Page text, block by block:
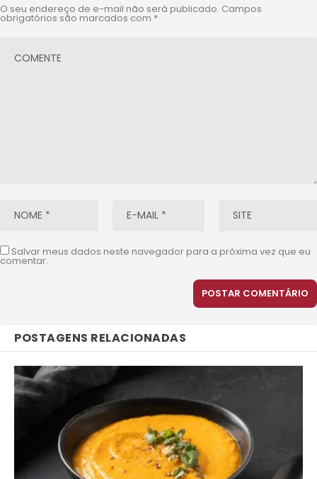
O seu endereço de e-mail não será publicado. Campos
obrigatórios são marcados com *
Salvar meus dados neste navegador para a próxima vez que eu
comentar.
POSTAGENS RELACIONADAS